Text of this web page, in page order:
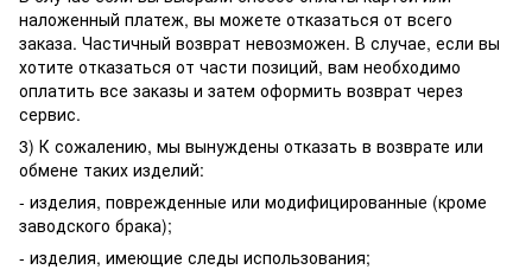
наложенный платеж, вы можете отказаться от всего
заказа. Частичный возврат невозможен. В случае, если вы
хотите отказаться от части позиций, вам необходимо
оплатить все заказы и затем оформить возврат через
сервис.
3) К сожалению, мы вынуждены отказать в возврате или
обмене таких изделий:
- изделия, поврежденные или модифицированные (кроме
заводского брака);
- изделия, имеющие следы использования;